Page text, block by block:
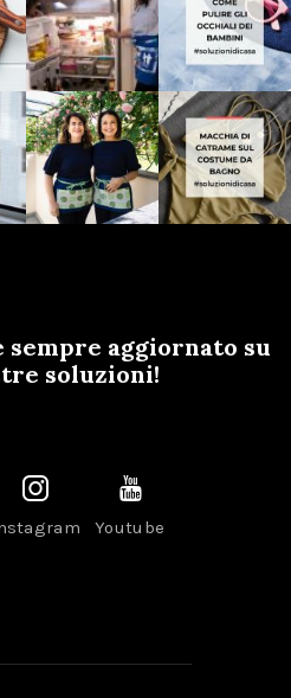
sempre aggiornato su
soluzioni!
Youtube